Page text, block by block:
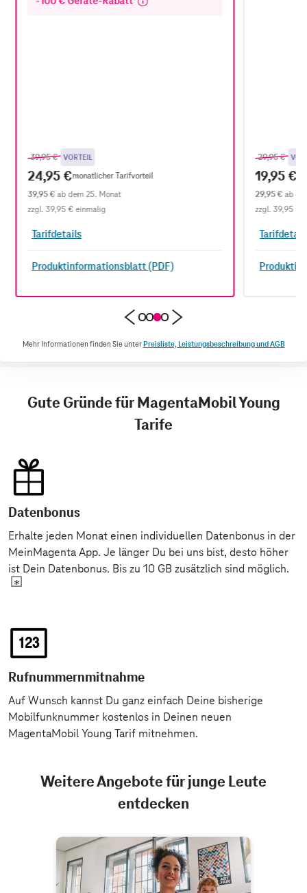
Previous price
39,95 € VORTEIL
24,95 €monatlicher Tarifvorteil
39,95 €ab dem 25. Monat
zzgl. 39,95 €einmalig
Tarifdetails
Produktinformationsblatt (PDF)
Previous
29,95 €
19,95 €
29,95 € ab
zzgl. 39,95 €
Mehr Informationen finden Sie unterPreisliste, Leistungsbeschreibung und AGB